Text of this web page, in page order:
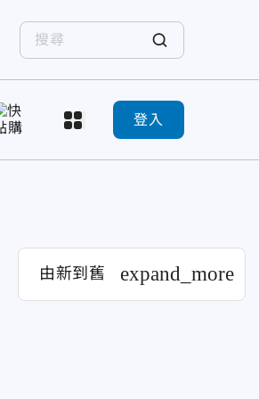
登入
由新到舊 expand_more